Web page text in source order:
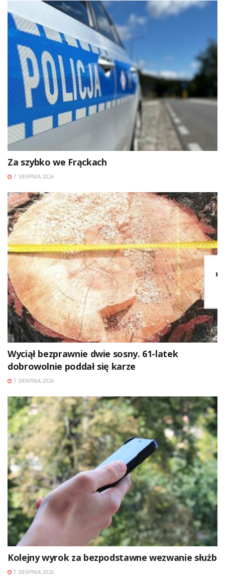
Za szybko we Frąckach
7 SIERPNIA 2026
Wyciął bezprawnie dwie sosny. 61-latek
dobrowolnie poddał się karze
7 SIERPNIA 2026
Kolejny wyrok za bezpodstawne wezwanie służb
7 SIERPNIA 2026